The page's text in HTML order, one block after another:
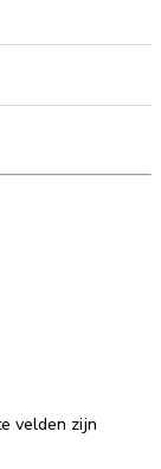
velden zijn